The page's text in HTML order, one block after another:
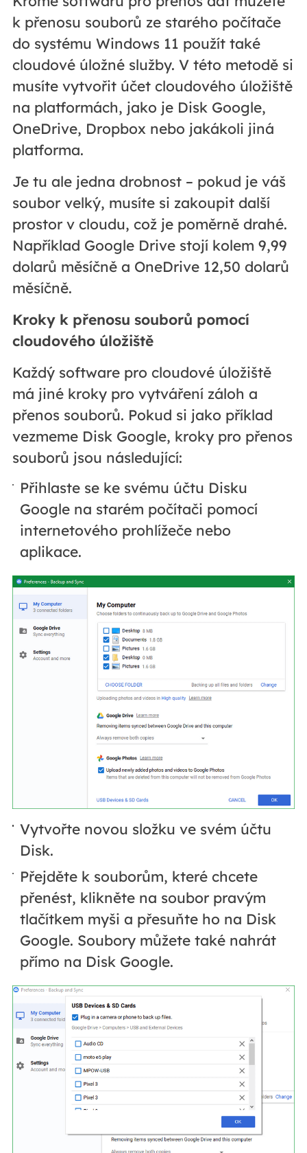
k přenosu souborů ze starého počítače
do systému Windows 11 použít také
cloudové úložné služby. V této metodě si
musíte vytvořit účet cloudového úložiště
na platformách, jako je Disk Google,
OneDrive, Dropbox nebo jakákoli jiná
platforma.
Je tu ale jedna drobnost – pokud je váš
soubor velký, musíte si zakoupit další
prostor v cloudu, což je poměrně drahé.
Například Google Drive stojí kolem 9,99
dolarů měsíčně a OneDrive 12,50 dolarů
měsíčně.
Kroky k přenosu souborů pomocí
cloudového úložiště
Každý software pro cloudové úložiště
má jiné kroky pro vytváření záloh a
přenos souborů. Pokud si jako příklad
vezmeme Disk Google, kroky pro přenos
souborů jsou následující:
Přihlaste se ke svému účtu Disku
Google na starém počítači pomocí
internetového prohlížeče nebo
aplikace.
Vytvořte novou složku ve svém účtu
Disk.
Přejděte k souborům, které chcete
přenést, klikněte na soubor pravým
tlačítkem myši a přesuňte ho na Disk
Google. Soubory můžete také nahrát
přímo na Disk Google.